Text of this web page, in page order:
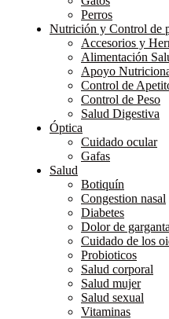
Perros
Nutrición y Control de
Accesorios y
Alimentación
Apoyo
Control de
Control de Peso
Salud Digestiva
Óptica
Cuidado ocular
Gafas
Salud
Botiquín
Congestion nasal
Diabetes
Dolor de garganta
Cuidado de los
Probioticos
Salud corporal
Salud mujer
Salud sexual
Vitaminas